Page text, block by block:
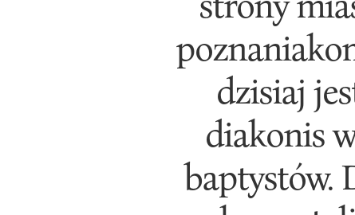
dzisiaj
diakonis
baptystów.